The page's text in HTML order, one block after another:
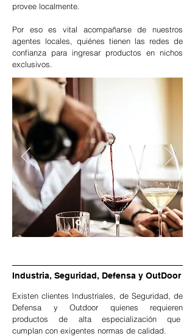
provee localmente.
Por eso es vital acompañarse de nuestros
agentes locales, quiénes tienen las redes de
confianza para ingresar productos en nichos
exclusivos.
Industria, Seguridad, Defensa y OutDoor
Existen clientes Industriales, de Seguridad, de
Defensa y Outdoor quienes requieren
productos de alta especialización que
cumplan con exigentes normas de calidad.